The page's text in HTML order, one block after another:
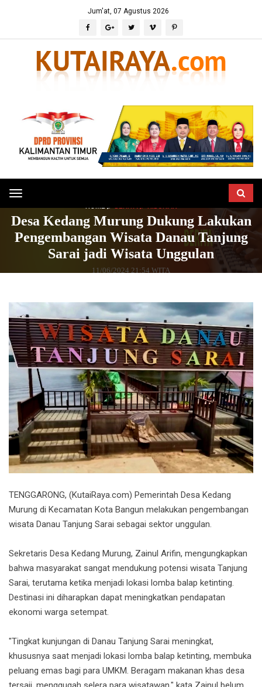
Jum'at, 07 Agustus 2026
Toggle
navigation
Desa Kedang Murung Dukung Lakukan
Pengembangan Wisata Danau Tanjung
Sarai jadi Wisata Unggulan
11/06/2024 21:54 WITA
TENGGARONG, (KutaiRaya.com) Pemerintah Desa Kedang
Murung di Kecamatan Kota Bangun melakukan pengembangan
wisata Danau Tanjung Sarai sebagai sektor unggulan.
Sekretaris Desa Kedang Murung, Zainul Arifin, mengungkapkan
bahwa masyarakat sangat mendukung potensi wisata Tanjung
Sarai, terutama ketika menjadi lokasi lomba balap ketinting.
Destinasi ini diharapkan dapat meningkatkan pendapatan
ekonomi warga setempat.
"Tingkat kunjungan di Danau Tanjung Sarai meningkat,
khususnya saat menjadi lokasi lomba balap ketinting, membuka
peluang emas bagi para UMKM. Beragam makanan khas desa